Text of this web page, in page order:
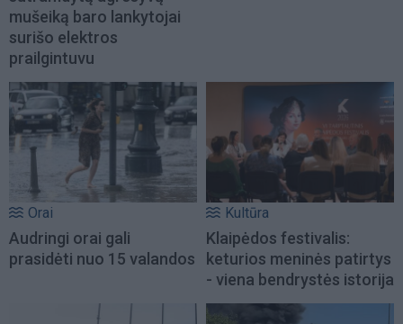
mušeiką baro lankytojai
surišo elektros
prailgintuvu
Orai
Audringi orai gali
prasidėti nuo 15 valandos
Kultūra
Klaipėdos festivalis:
keturios meninės patirtys
- viena bendrystės istorija